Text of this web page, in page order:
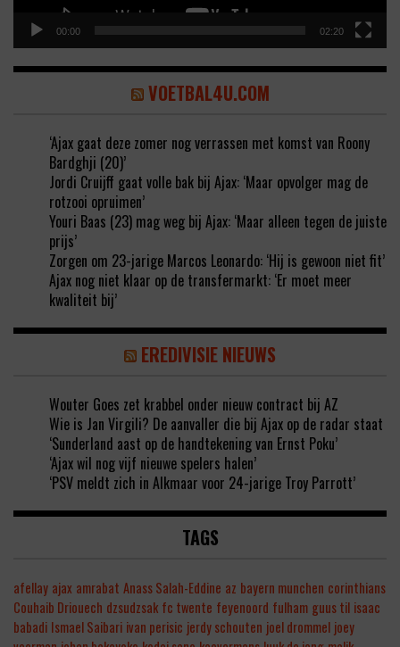
00:00 02:20
VOETBAL4U.COM
‘Ajax gaat deze zomer nog verrassen met komst van Roony
Bardghji (20)’
Jordi Cruijff gaat volle bak bij Ajax: ‘Maar opvolger mag de
rotzooi opruimen’
Youri Baas (23) mag weg bij Ajax: ‘Maar alleen tegen de juiste
prijs’
Zorgen om 23-jarige Marcos Leonardo: ‘Hij is gewoon niet fit’
Ajax nog niet klaar op de transfermarkt: ‘Er moet meer
kwaliteit bij’
EREDIVISIE NIEUWS
Wouter Goes zet krabbel onder nieuw contract bij AZ
Wie is Jan Virgili? De aanvaller die bij Ajax op de radar staat
‘Sunderland aast op de handtekening van Ernst Poku’
‘Ajax wil nog vijf nieuwe spelers halen’
‘PSV meldt zich in Alkmaar voor 24-jarige Troy Parrott’
TAGS
afellay ajax amrabat Anass Salah-Eddine az bayern munchen corinthians
Couhaib Driouech dzsudzsak fc twente feyenoord fulham guus til isaac
babadi Ismael Saibari ivan perisic jerdy schouten joel drommel joey